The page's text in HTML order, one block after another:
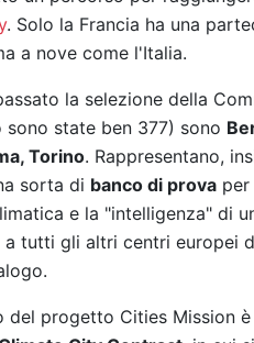
. Solo la Francia ha una
a nove come l'Italia.
la selezione della
state ben 377) sono
Torino. Rappresentano,
sorta di banco di prova
e la "intelligenza" di
a tutti gli altri centri europei
del progetto Cities Mission